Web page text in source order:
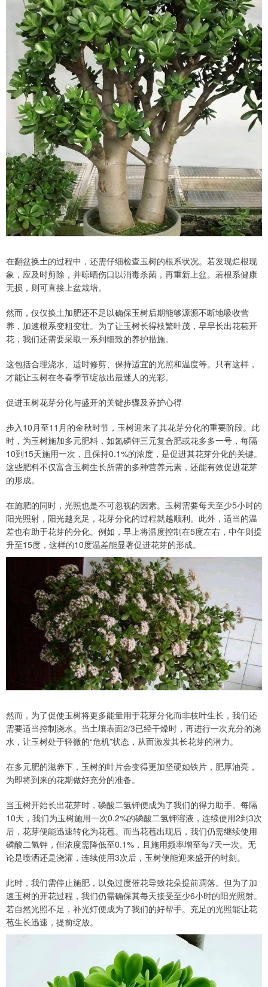
在翻盆换土的过程中，还需仔细检查玉树的根系状况。若发现烂根现
象，应及时剪除，并晾晒伤口以消毒杀菌，再重新上盆。若根系健康
无损，则可直接上盆栽培。
然而，仅仅换土加肥还不足以确保玉树后期能够源源不断地吸收营
养，加速根系变粗变壮。为了让玉树长得枝繁叶茂，早早长出花苞开
花，我们还需要采取一系列细致的养护措施。
这包括合理浇水、适时修剪、保持适宜的光照和温度等。只有这样，
才能让玉树在冬春季节绽放出最迷人的光彩。
促进玉树花芽分化与盛开的关键步骤及养护心得
步入10月至11月的金秋时节，玉树迎来了其花芽分化的重要阶段。此
时，为玉树施加多元肥料，如氮磷钾三元复合肥或花多多一号，每隔
10到15天施用一次，且保持0.1%的浓度，是促进其花芽分化的关键。
这些肥料不仅富含玉树生长所需的多种营养元素，还能有效促进花芽
的形成。
在施肥的同时，光照也是不可忽视的因素。玉树需要每天至少5小时的
阳光照射，阳光越充足，花芽分化的过程就越顺利。此外，适当的温
差也有助于花芽的分化。例如，早上将温度控制在5度左右，中午则提
升至15度，这样的10度温差能显著促进花芽的形成。
然而，为了促使玉树将更多能量用于花芽分化而非枝叶生长，我们还
需要适当控制浇水。当土壤表面2/3已经干燥时，再进行一次充分的浇
水，让玉树处于轻微的“危机”状态，从而激发其长花芽的潜力。
在多元肥的滋养下，玉树的叶片会变得更加坚硬如铁片，肥厚油亮，
为即将到来的花期做好充分的准备。
当玉树开始长出花芽时，磷酸二氢钾便成为了我们的得力助手。每隔
10天，我们为玉树施用一次0.2%的磷酸二氢钾溶液，连续使用2到3次
后，花芽便能迅速转化为花苞。而当花苞出现后，我们仍需继续使用
磷酸二氢钾，但浓度需降低至0.1%，且施用频率增至每7天一次。无
论是喷洒还是浇灌，连续使用3次后，玉树便能迎来盛开的时刻。
此时，我们需停止施肥，以免过度催花导致花朵提前凋落。但为了加
速玉树的开花过程，我们仍需确保其每天接受至少6小时的阳光照射。
若自然光照不足，补光灯便成为了我们的好帮手。充足的光照能让花
苞生长迅速，提前绽放。